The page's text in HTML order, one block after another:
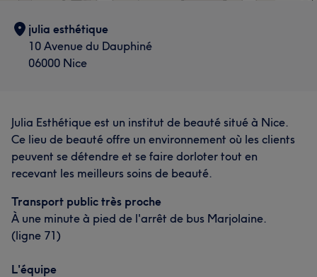
julia esthétique
10 Avenue du Dauphiné
06000 Nice
Julia Esthétique est un institut de beauté situé à Nice.
Ce lieu de beauté offre un environnement où les clients
peuvent se détendre et se faire dorloter tout en
recevant les meilleurs soins de beauté.
Transport public très proche
À une minute à pied de l'arrêt de bus Marjolaine.
(ligne 71)
L'équipe